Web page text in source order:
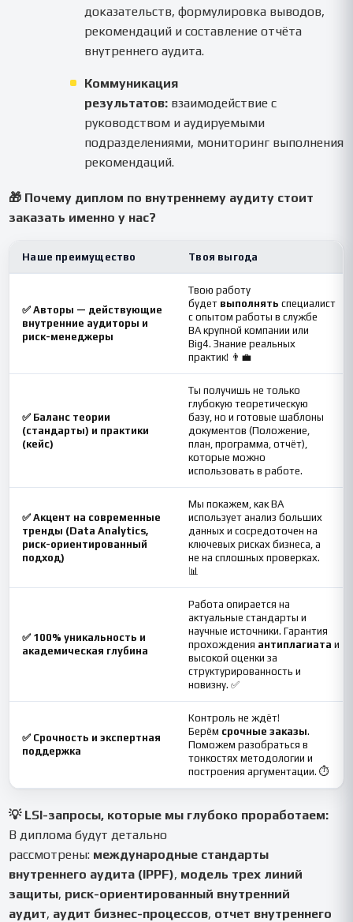
доказательств, формулировка выводов,
рекомендаций и составление отчёта
внутреннего аудита.
Коммуникация
результатов: взаимодействие с
руководством и аудируемыми
подразделениями, мониторинг выполнения
рекомендаций.
🎁 Почему диплом по внутреннему аудиту стоит
заказать именно у нас?
Наше преимущество Твоя выгода
✅ Авторы — действующие
внутренние аудиторы и
риск-менеджеры
Твою работу
будет выполнять специалист
с опытом работы в службе
ВА крупной компании или
Big4. Знание реальных
практик! 👨💼
✅ Баланс теории
(стандарты) и практики
(кейс)
Ты получишь не только
глубокую теоретическую
базу, но и готовые шаблоны
документов (Положение,
план, программа, отчёт),
которые можно
использовать в работе.
✅ Акцент на современные
тренды (Data Analytics,
риск-ориентированный
подход)
Мы покажем, как ВА
использует анализ больших
данных и сосредоточен на
ключевых рисках бизнеса, а
не на сплошных проверках.
📊
✅ 100% уникальность и
академическая глубина
Работа опирается на
актуальные стандарты и
научные источники. Гарантия
прохождения антиплагиата и
высокой оценки за
структурированность и
новизну. ✅
✅ Срочность и экспертная
поддержка
Контроль не ждёт!
Берём срочные заказы.
Поможем разобраться в
тонкостях методологии и
построения аргументации. ⏱️
💡 LSI-запросы, которые мы глубоко проработаем:
В диплома будут детально
рассмотрены: международные стандарты
внутреннего аудита (IPPF), модель трех линий
защиты, риск-ориентированный внутренний
аудит, аудит бизнес-процессов, отчет внутреннего